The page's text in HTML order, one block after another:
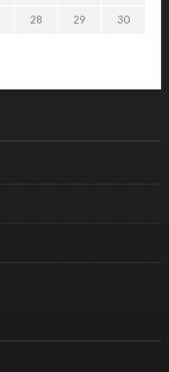
28 29 30